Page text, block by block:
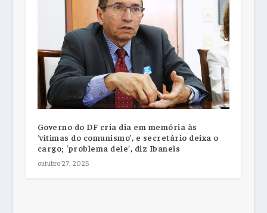
Governo do DF cria dia em memória às
‘vítimas do comunismo’, e secretário deixa o
cargo; ‘problema dele’, diz Ibaneis
outubro 27, 2025